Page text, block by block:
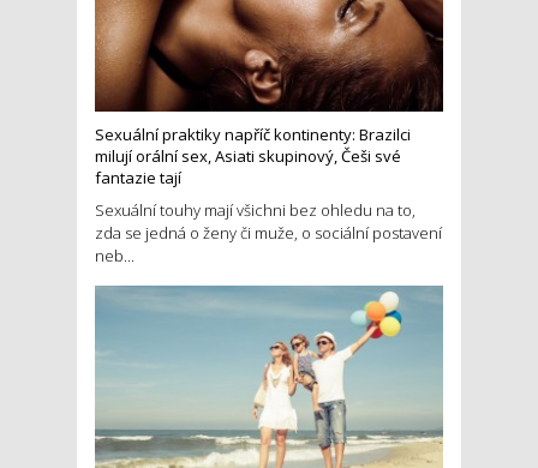
Sexuální praktiky napříč kontinenty: Brazilci
milují orální sex, Asiati skupinový, Češi své
fantazie tají
Sexuální touhy mají všichni bez ohledu na to,
zda se jedná o ženy či muže, o sociální postavení
neb...